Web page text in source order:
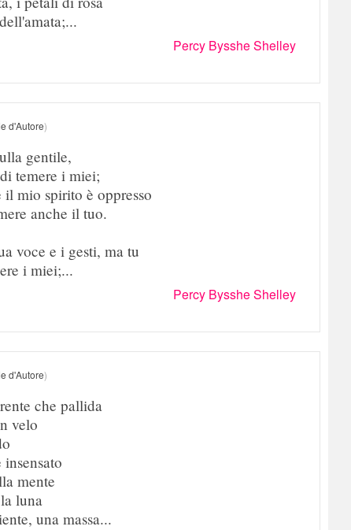
Percy Bysshe Shelley
d'Autore)
gentile,
temere i miei;
mio spirito è oppresso
anche il tuo.
voce e i gesti, ma tu
i miei;...
Percy Bysshe Shelley
d'Autore)
che pallida
velo
mente
luna
una massa...